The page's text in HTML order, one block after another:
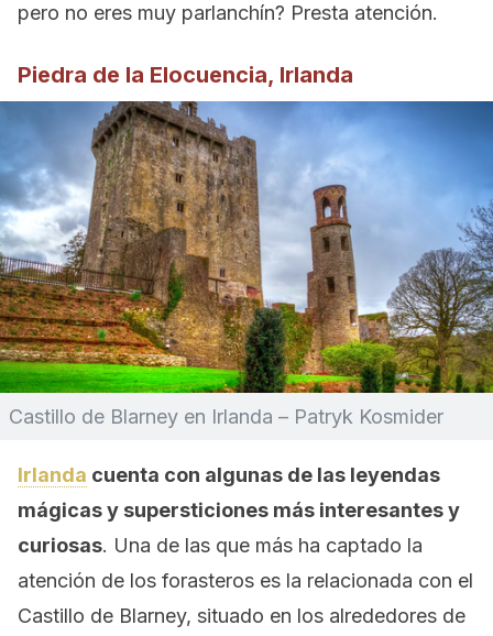
pero no eres muy parlanchín? Presta atención.
Piedra de la Elocuencia, Irlanda
Castillo de Blarney en Irlanda – Patryk Kosmider
Irlanda cuenta con algunas de las leyendas
mágicas y supersticiones más interesantes y
curiosas. Una de las que más ha captado la
atención de los forasteros es la relacionada con el
Castillo de Blarney, situado en los alrededores de